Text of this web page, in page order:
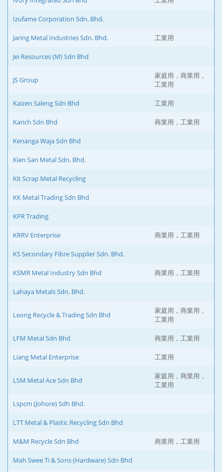
Izufame Corporation Sdn. Bhd.
Jaring Metal Industries Sdn. Bhd. 工業用
Jei Resources (M) Sdn Bhd
JS Group
家庭用，商業用，
工業用
Kaizen Saleng Sdn Bhd 工業用
Karich Sdn Bhd 商業用，工業用
Kenanga Waja Sdn Bhd
Kien San Metal Sdn. Bhd.
Kit Scrap Metal Recycling
KK Metal Trading Sdn Bhd
KPR Trading
KRRV Enterprise 商業用，工業用
KS Secondary Fibre Supplier Sdn. Bhd.
KSMR Metal Industry Sdn Bhd 商業用，工業用
Lahaya Metals Sdn. Bhd.
Leong Recycle & Trading Sdn Bhd
家庭用，商業用，
工業用
LFM Metal Sdn Bhd 商業用，工業用
Liang Metal Enterprise 工業用
LSM Metal Ace Sdn Bhd
家庭用，商業用，
工業用
Lspcm (Johore) Sdh Bhd.
LTT Metal & Plastic Recycling Sdn Bhd
M&M Recycle Sdn Bhd 商業用，工業用
Mah Swee Ti & Sons (Hardware) Sdn Bhd